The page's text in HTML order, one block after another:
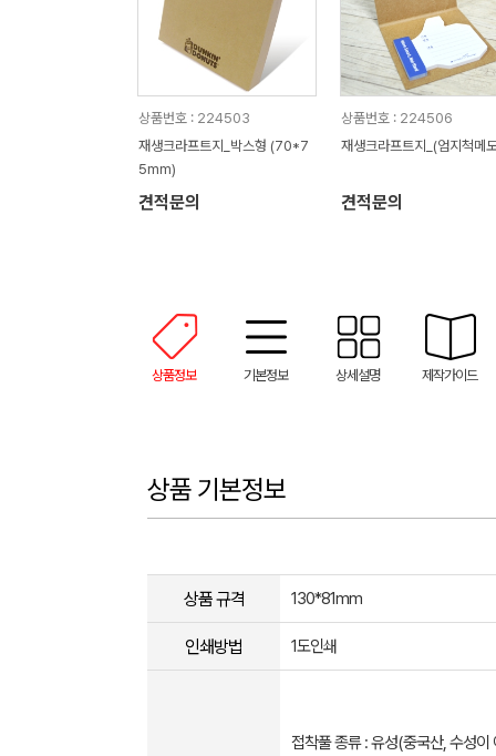
상품번호 : 224503
재생크라프트지_박스형 (70*7
5mm)
견적문의
상품번호 : 224506
재생크라프트지_(엄지척메
견적문의
상품정보 기본정보 상세설명 제작가이드
상품 기본정보
상품 규격 130*81mm
인쇄방법 1도인쇄
접착풀 종류 : 유성(중국산, 수성이